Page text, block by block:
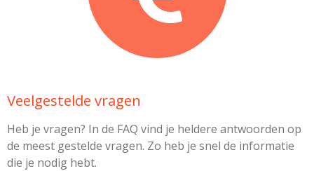
Veelgestelde vragen
Heb je vragen? In de FAQ vind je heldere antwoorden op
de meest gestelde vragen. Zo heb je snel de informatie
die je nodig hebt.